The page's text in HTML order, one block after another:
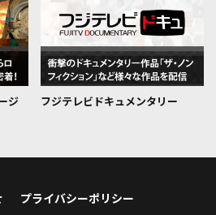
ジ
フジテレビドキュメンタリー
プライバシーポリシー